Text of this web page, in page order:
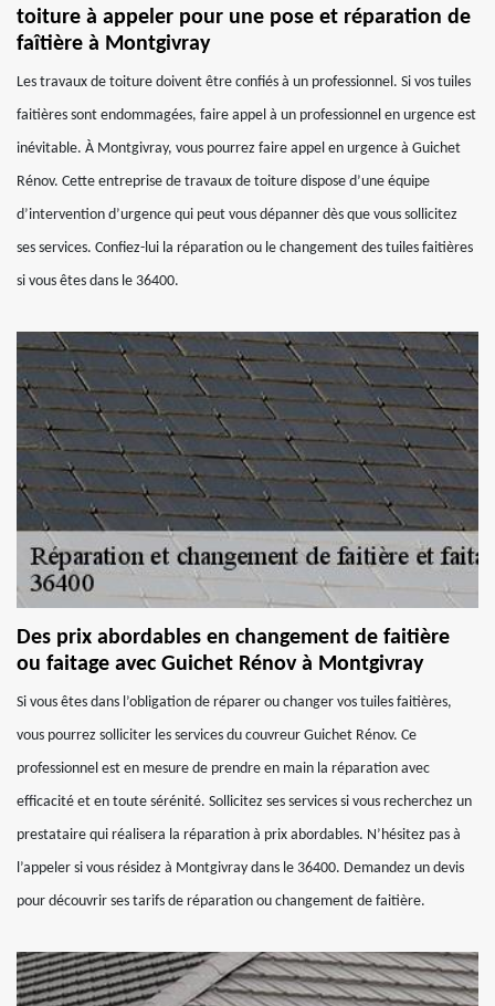
toiture à appeler pour une pose et réparation de
faîtière à Montgivray
Les travaux de toiture doivent être confiés à un professionnel. Si vos tuiles
faitières sont endommagées, faire appel à un professionnel en urgence est
inévitable. À Montgivray, vous pourrez faire appel en urgence à Guichet
Rénov. Cette entreprise de travaux de toiture dispose d’une équipe
d’intervention d’urgence qui peut vous dépanner dès que vous sollicitez
ses services. Confiez-lui la réparation ou le changement des tuiles faitières
si vous êtes dans le 36400.
Des prix abordables en changement de faitière
ou faitage avec Guichet Rénov à Montgivray
Si vous êtes dans l’obligation de réparer ou changer vos tuiles faitières,
vous pourrez solliciter les services du couvreur Guichet Rénov. Ce
professionnel est en mesure de prendre en main la réparation avec
efficacité et en toute sérénité. Sollicitez ses services si vous recherchez un
prestataire qui réalisera la réparation à prix abordables. N’hésitez pas à
l’appeler si vous résidez à Montgivray dans le 36400. Demandez un devis
pour découvrir ses tarifs de réparation ou changement de faitière.